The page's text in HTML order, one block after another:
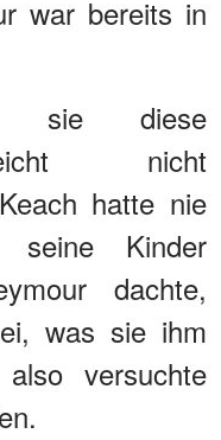
war bereits in
sie diese
nicht
hatte nie
seine Kinder
dachte,
was sie ihm
versuchte